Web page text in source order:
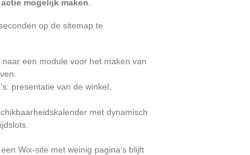
mogelijk maken
op de sitemap te
naar een module voor het maken van
presentatie van de winkel,
met dynamisch
Wix-site met weinig pagina’s blijft